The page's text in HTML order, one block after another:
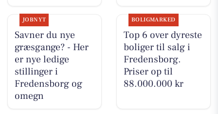
JOBNYT
Savner du nye
græsgange? - Her
er nye ledige
stillinger i
Fredensborg og
omegn
BOLIGMARKED
Top 6 over dyreste
boliger til salg i
Fredensborg.
Priser op til
88.000.000 kr